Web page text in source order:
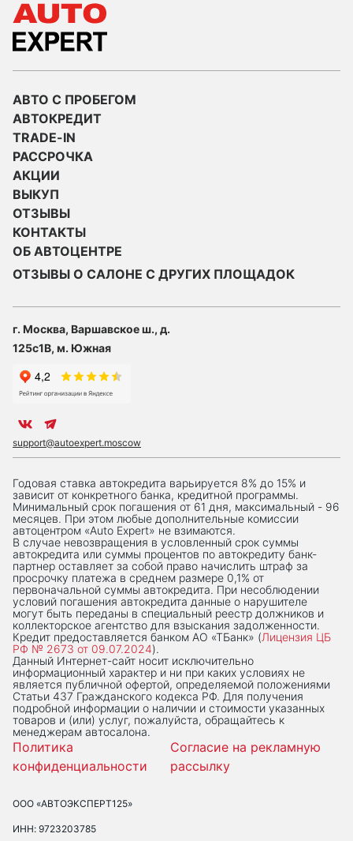
АВТО С ПРОБЕГОМ
АВТОКРЕДИТ
TRADE-IN
РАССРОЧКА
АКЦИИ
ВЫКУП
ОТЗЫВЫ
КОНТАКТЫ
ОБ АВТОЦЕНТРЕ
ОТЗЫВЫ О САЛОНЕ С ДРУГИХ ПЛОЩАДОК
г. Москва, Варшавское ш., д.
125с1В, м. Южная
support@autoexpert.moscow
Годовая ставка автокредита варьируется 8% до 15% и
зависит от конкретного банка, кредитной программы.
Минимальный срок погашения от 61 дня, максимальный - 96
месяцев. При этом любые дополнительные комиссии
автоцентром «Auto Expert» не взимаются.
В случае невозвращения в условленный срок суммы
автокредита или суммы процентов по автокредиту банк-
партнер оставляет за собой право начислить штраф за
просрочку платежа в среднем размере 0,1% от
первоначальной суммы автокредита. При несоблюдении
условий погашения автокредита данные о нарушителе
могут быть переданы в специальный реестр должников и
коллекторское агентство для взыскания задолженности.
Кредит предоставляется банком АО «ТБанк» (Лицензия ЦБ
РФ № 2673 от 09.07.2024).
Данный Интернет-сaйт носит исключительно
информационный характер и ни при каких условиях не
является публичной офертой, определяемой положениями
Статьи 437 Гражданского кодекса РФ. Для получения
подробной информации о наличии и стоимости указанных
товаров и (или) услуг, пожалуйста, обращайтесь к
менеджерам автосалона.
Политика
конфиденциальности
Согласие на рекламную
рассылку
ООО «АВТОЭКСПЕРТ125»
ИНН: 9723203785